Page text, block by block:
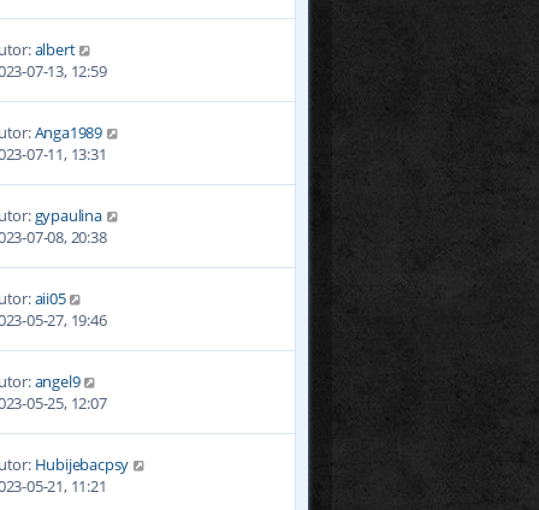
albert
07-13, 12:59
Anga1989
07-11, 13:31
gypaulina
07-08, 20:38
aii05
05-27, 19:46
angel9
05-25, 12:07
Hubijebacpsy
05-21, 11:21